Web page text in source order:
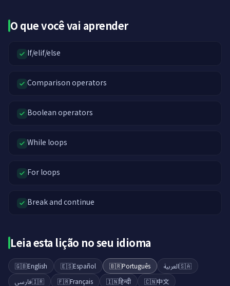
O que você vai aprender
If/elif/else
Comparison operators
Boolean operators
While loops
For loops
Break and continue
Leia esta lição no seu idioma
🇬🇧English 🇪🇸Español 🇧🇷Português 🇸🇦العربية
🇮🇷فارسی 🇫🇷Français 🇮🇳हिन्दी 🇨🇳中文